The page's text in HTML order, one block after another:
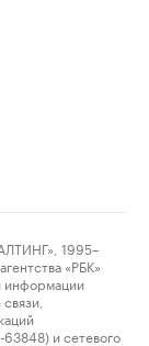
1995–
«РБК»
информации
и сетевого